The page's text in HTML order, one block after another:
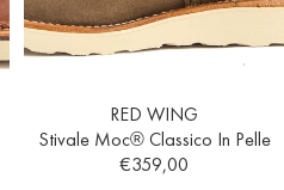
RED WING
Stivale Moc® Classico In Pelle
€359,00